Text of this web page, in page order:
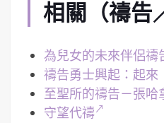
相關（禱告
為兒女的未來伴侶禱
禱告勇士興起：起來
至聖所的禱告－張哈
守望代禱